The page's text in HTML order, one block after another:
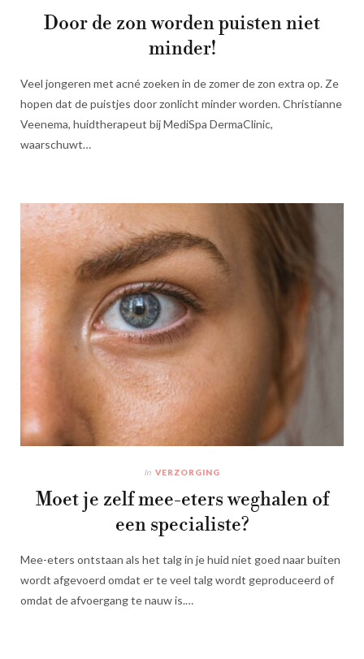
Door de zon worden puisten niet
minder!
Veel jongeren met acné zoeken in de zomer de zon extra op. Ze
hopen dat de puistjes door zonlicht minder worden. Christianne
Veenema, huidtherapeut bij MediSpa DermaClinic,
waarschuwt…
In VERZORGING
Moet je zelf mee-eters weghalen of
een specialiste?
Mee-eters ontstaan als het talg in je huid niet goed naar buiten
wordt afgevoerd omdat er te veel talg wordt geproduceerd of
omdat de afvoergang te nauw is.…